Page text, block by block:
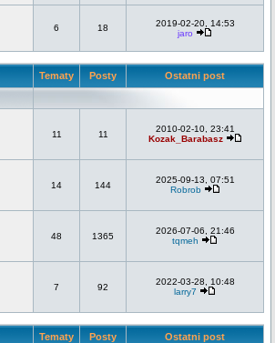
6 18
2019-02-20, 14:53
jaro
Tematy Posty Ostatni post
11 11
2010-02-10, 23:41
Kozak_Barabasz
14 144
2025-09-13, 07:51
Robrob
48 1365
2026-07-06, 21:46
tqmeh
7 92
2022-03-28, 10:48
larry7
Tematy Posty Ostatni post